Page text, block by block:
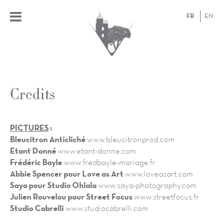
FR EN
Credits
PICTURES :
Bleucitron Anticliché www.bleucitronprod.com
Etant Donné www.etant-donne.com
Frédéric Bayle www.fredbayle-mariage.fr
Abbie Spencer pour Love as Art www.loveasart.com
Saya pour Studio Ohlala www.saya-photography.com
Julien Rouvelou pour Street Focus www.streetfocus.fr
Studio Cabrelli www.studiocabrelli.com